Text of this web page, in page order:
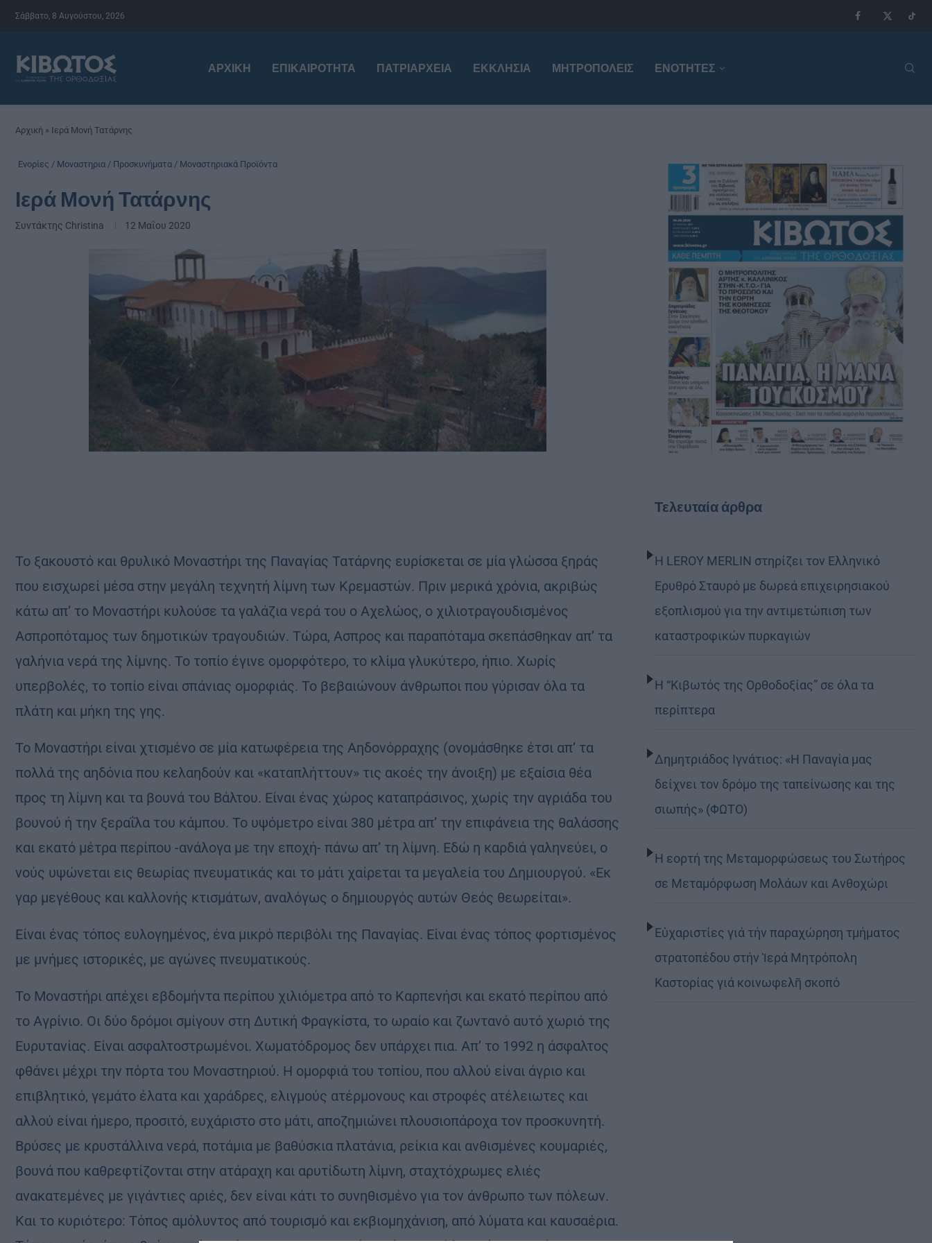
Σάββατο, 8 Αυγούστου, 2026
ΑΡΧΙΚΉ ΕΠΙΚΑΙΡΌΤΗΤΑ ΠΑΤΡΙΑΡΧΕΊΑ ΕΚΚΛΗΣΊΑ ΜΗΤΡΟΠΌΛΕΙΣ ΕΝΟΤΗΤΕΣ
Αρχική » Ιερά Μονή Τατάρνης
Ενορίες / Μοναστηρια / Προσκυνήματα / Μοναστηριακά Προϊόντα
Ιερά Μονή Τατάρνης
Συντάκτης Christina 12 Μαΐου 2020
Το ξακουστό και θρυλικό Μοναστήρι της Παναγίας Τατάρνης ευρίσκεται σε μία γλώσσα ξηράς
που εισχωρεί μέσα στην μεγάλη τεχνητή λίμνη των Κρεμαστών. Πριν μερικά χρόνια, ακριβώς
κάτω απ’ το Μοναστήρι κυλούσε τα γαλάζια νερά του ο Αχελώος, ο χιλιοτραγουδισμένος
Ασπροπόταμος των δημοτικών τραγουδιών. Τώρα, Ασπρος και παραπόταμα σκεπάσθηκαν απ’ τα
γαλήνια νερά της λίμνης. Το τοπίο έγινε ομορφότερο, το κλίμα γλυκύτερο, ήπιο. Χωρίς
υπερβολές, το τοπίο είναι σπάνιας ομορφιάς. Το βεβαιώνουν άνθρωποι που γύρισαν όλα τα
πλάτη και μήκη της γης.
Το Μοναστήρι είναι χτισμένο σε μία κατωφέρεια της Αηδονόρραχης (ονομάσθηκε έτσι απ’ τα
πολλά της αηδόνια που κελαηδούν και «καταπλήττουν» τις ακοές την άνοιξη) με εξαίσια θέα
προς τη λίμνη και τα βουνά του Βάλτου. Είναι ένας χώρος καταπράσινος, χωρίς την αγριάδα του
βουνού ή την ξεραΐλα του κάμπου. Το υψόμετρο είναι 380 μέτρα απ’ την επιφάνεια της θαλάσσης
και εκατό μέτρα περίπου -ανάλογα με την εποχή- πάνω απ’ τη λίμνη. Εδώ η καρδιά γαληνεύει, ο
νούς υψώνεται εις θεωρίας πνευματικάς και το μάτι χαίρεται τα μεγαλεία του Δημιουργού. «Εκ
γαρ μεγέθους και καλλονής κτισμάτων, αναλόγως ο δημιουργός αυτών Θεός θεωρείται».
Είναι ένας τόπος ευλογημένος, ένα μικρό περιβόλι της Παναγίας. Είναι ένας τόπος φορτισμένος
με μνήμες ιστορικές, με αγώνες πνευματικούς.
Το Μοναστήρι απέχει εβδομήντα περίπου χιλιόμετρα από το Καρπενήσι και εκατό περίπου από
το Αγρίνιο. Οι δύο δρόμοι σμίγουν στη Δυτική Φραγκίστα, το ωραίο και ζωντανό αυτό χωριό της
Ευρυτανίας. Είναι ασφαλτοστρωμένοι. Χωματόδρομος δεν υπάρχει πια. Απ’ το 1992 η άσφαλτος
φθάνει μέχρι την πόρτα του Μοναστηριού. Η ομορφιά του τοπίου, που αλλού είναι άγριο και
επιβλητικό, γεμάτο έλατα και χαράδρες, ελιγμούς ατέρμονους και στροφές ατέλειωτες και
αλλού είναι ήμερο, προσιτό, ευχάριστο στο μάτι, αποζημιώνει πλουσιοπάροχα τον προσκυνητή.
Βρύσες με κρυστάλλινα νερά, ποτάμια με βαθύσκια πλατάνια, ρείκια και ανθισμένες κουμαριές,
βουνά που καθρεφτίζονται στην ατάραχη και αρυτίδωτη λίμνη, σταχτόχρωμες ελιές
ανακατεμένες με γιγάντιες αριές, δεν είναι κάτι το συνηθισμένο για τον άνθρωπο των πόλεων.
Και το κυριότερο: Τόπος αμόλυντος από τουρισμό και εκβιομηχάνιση, από λύματα και καυσαέρια.
Τελευταία άρθρα
Η LEROY MERLIN στηρίζει τον Ελληνικό
Ερυθρό Σταυρό με δωρεά επιχειρησιακού
εξοπλισμού για την αντιμετώπιση των
καταστροφικών πυρκαγιών
Η “Κιβωτός της Ορθοδοξίας” σε όλα τα
περίπτερα
Δημητριάδος Ιγνάτιος: «Η Παναγία μας
δείχνει τον δρόμο της ταπείνωσης και της
σιωπής» (ΦΩΤΟ)
Η εορτή της Μεταμορφώσεως του Σωτήρος
σε Μεταμόρφωση Μολάων και Ανθοχώρι
Εὐχαριστίες γιά τήν παραχώρηση τμήματος
στρατοπέδου στήν Ἱερά Μητρόπολη
Καστορίας γιά κοινωφελῆ σκοπό